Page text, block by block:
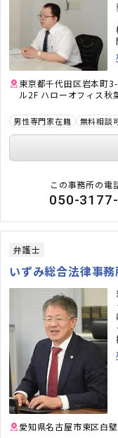
東京都千代田区岩本町
ル2F ハローオフィス秋
男性専門家在籍 無料相談
この事務所の電
050-
弁護士
いずみ総合法律事務
愛知県名古屋市東区白